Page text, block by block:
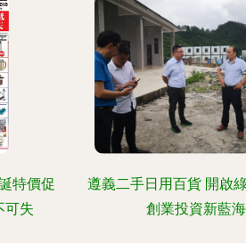
特價促
可失
遵義二手日用百貨 開啟
創業投資新藍海